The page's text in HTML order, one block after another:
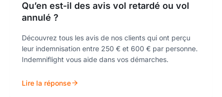
Qu’en est-il des avis vol retardé ou vol
annulé ?
Découvrez tous les avis de nos clients qui ont perçu
leur indemnisation entre 250 € et 600 € par personne.
Indemniflight vous aide dans vos démarches.
Lire la réponse